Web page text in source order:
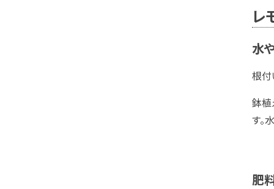
レ
水
根付
鉢植
す。
肥